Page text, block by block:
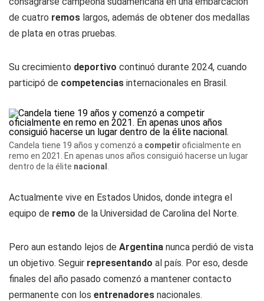
de cuatro remos largos, además de obtener dos medallas
de plata en otras pruebas.
Su crecimiento deportivo continuó durante 2024, cuando
participó de competencias internacionales en Brasil.
Candela tiene 19 años y comenzó a competir oficialmente en
remo en 2021. En apenas unos años consiguió hacerse un lugar
dentro de la élite nacional
Actualmente vive en Estados Unidos, donde integra el
equipo de remo de la Universidad de Carolina del Norte.
Pero aun estando lejos de Argentina nunca perdió de vista
un objetivo. Seguir representando al país. Por eso, desde
finales del año pasado comenzó a mantener contacto
permanente con los entrenadores nacionales.